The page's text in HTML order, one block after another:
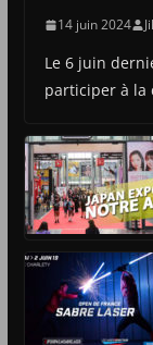
14 juin 2024
Le 6 juin
participer à la